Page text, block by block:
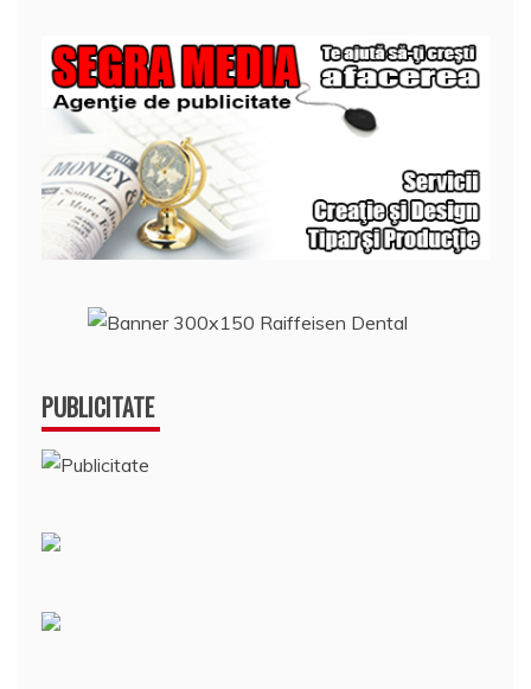
PUBLICITATE